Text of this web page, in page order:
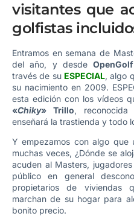
visitantes que
golfistas
Entramos en semana de
del año, y desde OpenGolf
través de su ESPECIAL, algo
su nacimiento en 2009.
esta edición con los vídeos
«Chiky» Trillo,
enseñará la trastienda y todo
Y empezamos con algo que
muchas veces, ¿Dónde se
acuden al Masters,
público en general
propietarios de viviendas
marchan de su hogar para
bonito precio.